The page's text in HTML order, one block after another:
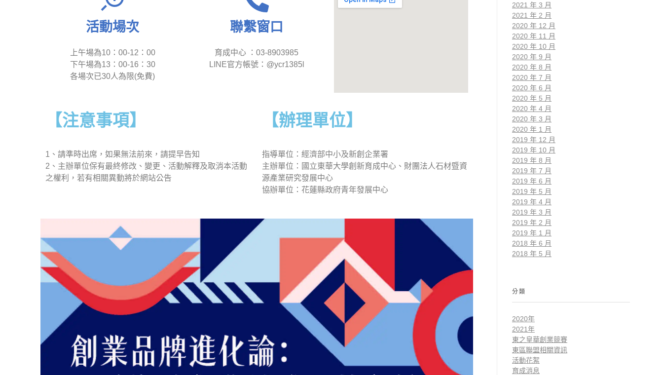
活動場次
上午場為10：00-12：00
下午場為13：00-16：30
各場次已30人為限(免費)
聯繫窗口
育成中心 ：03-8903985
LINE官方帳號：@ycr1385l
【注意事項】 【辦理單位】
1、請準時出席，如果無法前來，請提早告知
2、主辦單位保有最終修改、變更、活動解釋及取消本活動
之權利，若有相關異動將於網站公告
指導單位：經濟部中小及新創企業署
主辦單位：國立東華大學創新育成中心、財團法人石材暨資
源產業研究發展中心
協辦單位：花蓮縣政府青年發展中心
2021 年 3 月
2021 年 2 月
2020 年 12 月
2020 年 11 月
2020 年 10 月
2020 年 9 月
2020 年 8 月
2020 年 7 月
2020 年 6 月
2020 年 5 月
2020 年 4 月
2020 年 3 月
2020 年 1 月
2019 年 12 月
2019 年 10 月
2019 年 8 月
2019 年 7 月
2019 年 6 月
2019 年 5 月
2019 年 4 月
2019 年 3 月
2019 年 2 月
2019 年 1 月
2018 年 6 月
2018 年 5 月
分類
2020年
2021年
東之皇華創業競賽
東區聯盟相關資訊
活動花絮
育成消息